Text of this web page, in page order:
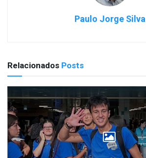
Paulo Jorge Silva
Relacionados Posts